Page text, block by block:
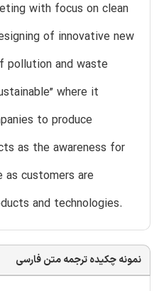
with focus on clean
of innovative new
pollution and waste
where it
to produce
as the awareness for
as customers are
and technologies.
نمونه چکیده ترجمه متن فارسی